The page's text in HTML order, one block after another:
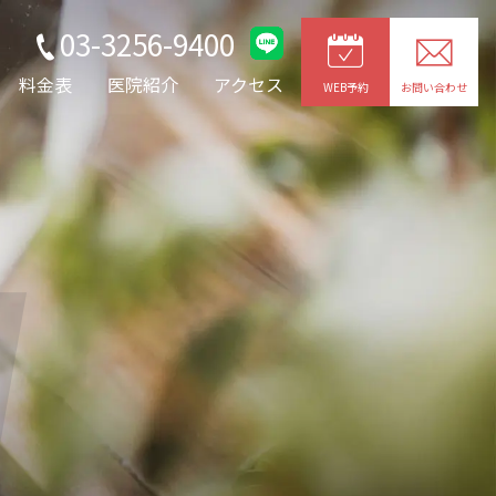
03-3256-9400
JOYトレ・キャビプロ
チ
料金表 医院紹介 アクセス WEB予約 お問い合わせ